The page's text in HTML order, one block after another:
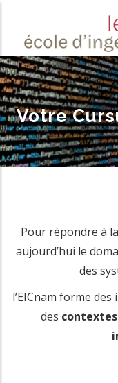
contenu
principal
Votre
Pour répondre à
aujourd’hui le
des
l’EICnam forme
des